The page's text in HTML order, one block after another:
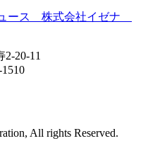
20-11
All rights Reserved.